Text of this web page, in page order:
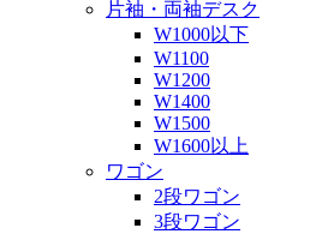
片袖・両袖デスク
W1000以下
W1100
W1200
W1400
W1500
W1600以上
ワゴン
2段ワゴン
3段ワゴン